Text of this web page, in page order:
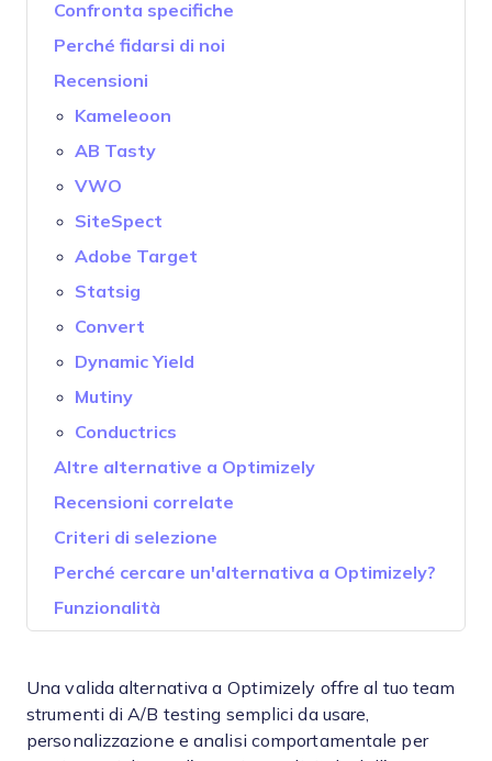
Confronta specifiche
Perché fidarsi di noi
Recensioni
Kameleoon
AB Tasty
VWO
SiteSpect
Adobe Target
Statsig
Convert
Dynamic Yield
Mutiny
Conductrics
Altre alternative a Optimizely
Recensioni correlate
Criteri di selezione
Perché cercare un'alternativa a Optimizely?
Funzionalità
Una valida alternativa a Optimizely offre al tuo team
strumenti di A/B testing semplici da usare,
personalizzazione e analisi comportamentale per